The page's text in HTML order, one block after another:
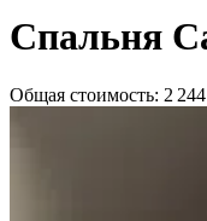
Спальня
Общая стоимость: 2